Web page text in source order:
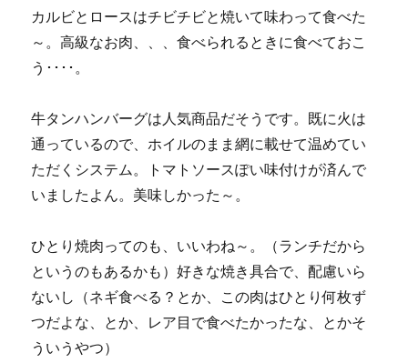
カルビとロースはチビチビと焼いて味わって食べた
～。高級なお肉、、、食べられるときに食べておこ
う････。
牛タンハンバーグは人気商品だそうです。既に火は
通っているので、ホイルのまま網に載せて温めてい
ただくシステム。トマトソースぽい味付けが済んで
いましたよん。美味しかった～。
ひとり焼肉ってのも、いいわね～。（ランチだから
というのもあるかも）好きな焼き具合で、配慮いら
ないし（ネギ食べる？とか、この肉はひとり何枚ず
つだよな、とか、レア目で食べたかったな、とかそ
ういうやつ）